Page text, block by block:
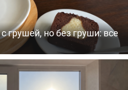
грушей, но без груши: все